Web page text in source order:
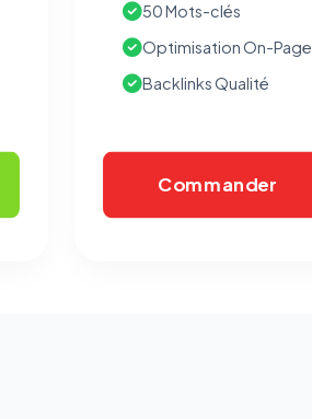
50 Mots-clés
Optimisation On-Page
Backlinks Qualité
Commander